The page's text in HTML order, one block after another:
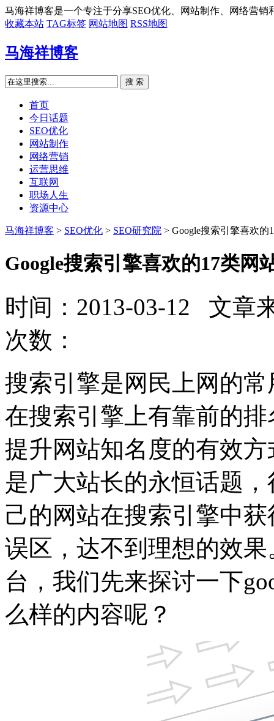
马海祥博客是一个专注于分享SEO优化、网站制作、网络营销
收藏本站 TAG标签 网站地图 RSS地图
马海祥博客
搜 索
首页
今日话题
SEO优化
网站制作
网络营销
运营思维
互联网
职场人生
资源中心
马海祥博客 > SEO优化 > SEO研究院 > Google搜索引擎喜欢的
Google搜索引擎喜欢的17类网
时间：2013-03-12 文章
次数：
搜索引擎是网民上网的
在搜索引擎上有靠前的
提升网站知名度的有效
是广大站长的永恒话题
己的网站在搜索引擎中
误区，达不到理想的效
台，我们先来探讨一下
么样的内容呢？